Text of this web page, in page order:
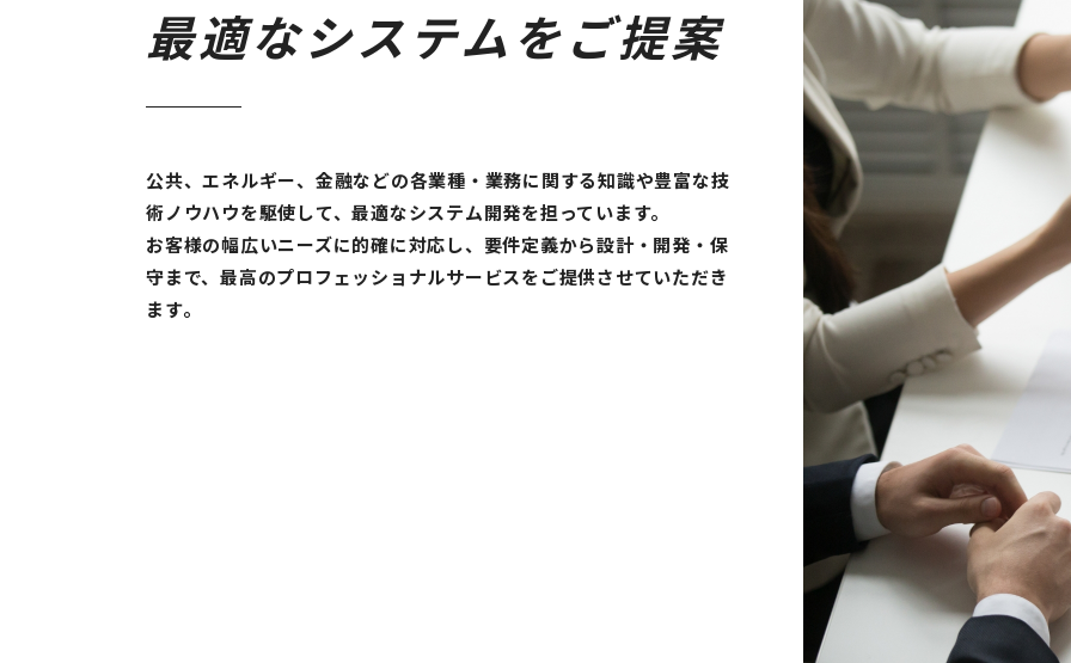
最適なシステムをご提案
公共、エネルギー、金融などの各業種・業務に関する知識や豊富な技
術ノウハウを駆使して、最適なシステム開発を担っています。
お客様の幅広いニーズに的確に対応し、要件定義から設計・開発・保
守まで、最高のプロフェッショナルサービスをご提供させていただき
ます。